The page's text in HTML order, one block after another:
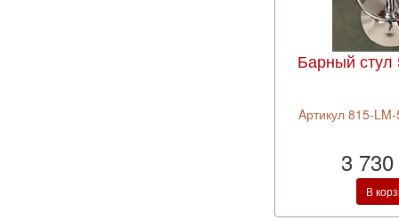
Барный
Aртикул 815-
3
В